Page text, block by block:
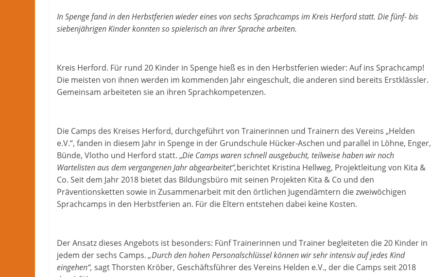
lokale
Nachrichten
aus
Herford
im
In Spenge fand in den Herbstferien wieder eines von sechs Sprachcamps im Kreis Herford statt. Die fünf- bis
siebenjährigen Kinder konnten so spielerisch an ihrer Sprache arbeiten.
Kreis Herford. Für rund 20 Kinder in Spenge hieß es in den Herbstferien wieder: Auf ins Sprachcamp!
Die meisten von ihnen werden im kommenden Jahr eingeschult, die anderen sind bereits Erstklässler.
Gemeinsam arbeiteten sie an ihren Sprachkompetenzen.
Die Camps des Kreises Herford, durchgeführt von Trainerinnen und Trainern des Vereins „Helden
e.V.“, fanden in diesem Jahr in Spenge in der Grundschule Hücker-Aschen und parallel in Löhne, Enger,
Bünde, Vlotho und Herford statt. „Die Camps waren schnell ausgebucht, teilweise haben wir noch
Wartelisten aus dem vergangenen Jahr abgearbeitet“,berichtet Kristina Hellweg, Projektleitung von Kita &
Co. Seit dem Jahr 2018 bietet das Bildungsbüro mit seinen Projekten Kita & Co und den
Präventionsketten sowie in Zusammenarbeit mit den örtlichen Jugendämtern die zweiwöchigen
Sprachcamps in den Herbstferien an. Für die Eltern entstehen dabei keine Kosten.
Der Ansatz dieses Angebots ist besonders: Fünf Trainerinnen und Trainer begleiteten die 20 Kinder in
jedem der sechs Camps. „Durch den hohen Personalschlüssel können wir sehr intensiv auf jedes Kind
eingehen“, sagt Thorsten Kröber, Geschäftsführer des Vereins Helden e.V., der die Camps seit 2018